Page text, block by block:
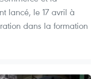
lancé, le 17 avril à
dans la formation